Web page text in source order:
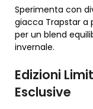
Sperimenta con
giacca Trapstar a
per un blend
invernale.
Edizioni
Esclusive